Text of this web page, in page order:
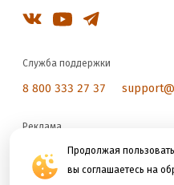
Продолжая
вы соглашаетесь на
Служба поддержки
8 800 333 27 37
Реклама
reklama@litres.ru